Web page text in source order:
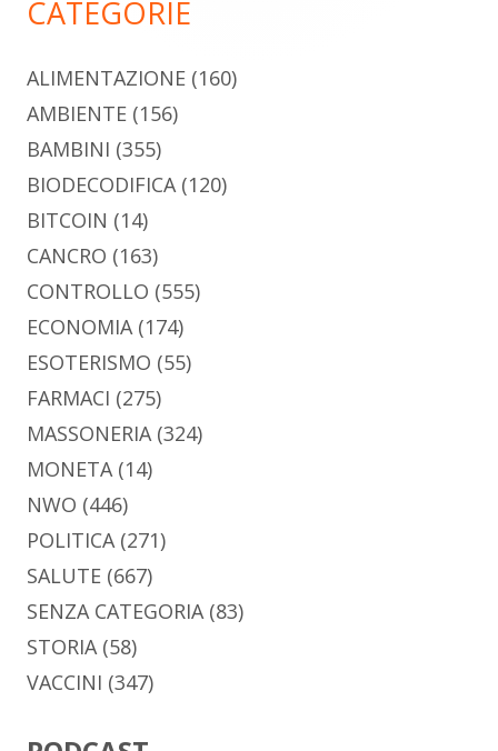
CATEGORIE
ALIMENTAZIONE (160)
AMBIENTE (156)
BAMBINI (355)
BIODECODIFICA(120)
BITCOIN (14)
CANCRO (163)
CONTROLLO (555)
ECONOMIA(174)
ESOTERISMO (55)
FARMACI (275)
MASSONERIA(324)
MONETA(14)
NWO (446)
POLITICA(271)
SALUTE (667)
SENZA CATEGORIA(83)
STORIA(58)
VACCINI (347)